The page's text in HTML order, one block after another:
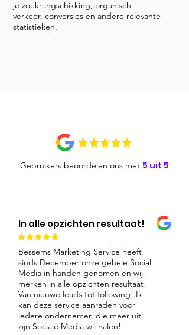
je zoekrangschikking, organisch
verkeer, conversies en andere relevante
statistieken.
Gebruikers beoordelen ons met 5 uit 5
In alle opzichten resultaat!
Bessems Marketing Service heeft
sinds December onze gehele Social
Media in handen genomen en wij
merken in alle opzichten resultaat!
Van nieuwe leads tot following! Ik
kan deze service aanraden voor
iedere ondernemer, die meer uit
zijn Sociale Media wil halen!